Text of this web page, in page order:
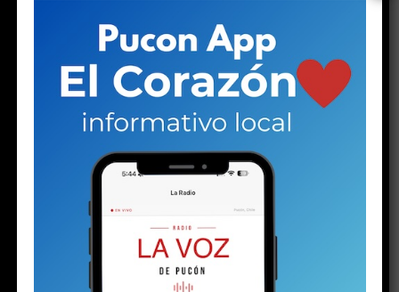
El Pucón de los ‘80
El poder del alcalde es de préstamo, no de
propiedad
A casi dos semanas de su desaparición,
familia de Iván Aedo pide intensificar su
búsqueda
Los “movimientos” para cuestionar la